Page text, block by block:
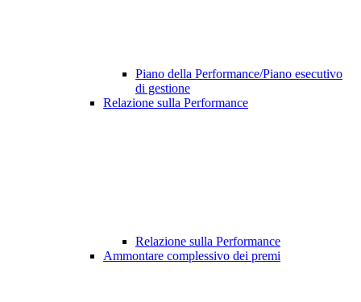
Piano della Performance/Piano esecutivo
di gestione
Relazione sulla Performance
Relazione sulla Performance
Ammontare complessivo dei premi